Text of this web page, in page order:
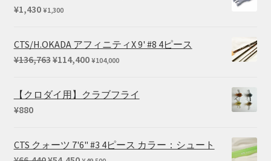
¥1,430 ¥1,300
CTS/H.OKADA アフィニティX 9' #8 4ピース
¥136,763元
価
で
¥114,400現
の
¥114,400
¥104,000
【クロダイ用】クラブフライ
¥880
CTS クォーツ 7'6" #3 4ピース カラー：シュート